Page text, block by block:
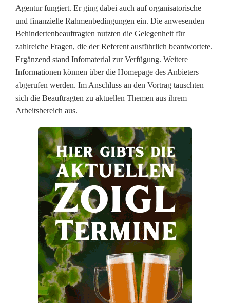
f
t
r
a
g
t
Agentur fungiert. Er ging dabei auch auf organisatorische
und finanzielle Rahmenbedingungen ein. Die anwesenden
Behindertenbeauftragten nutzten die Gelegenheit für
zahlreiche Fragen, die der Referent ausführlich beantwortete.
Ergänzend stand Infomaterial zur Verfügung. Weitere
Informationen können über die Homepage des Anbieters
abgerufen werden. Im Anschluss an den Vortrag tauschten
sich die Beauftragten zu aktuellen Themen aus ihrem
Arbeitsbereich aus.